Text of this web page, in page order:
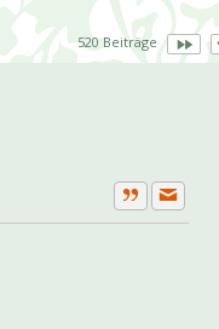
520 Beiträge
ZitatPrivate